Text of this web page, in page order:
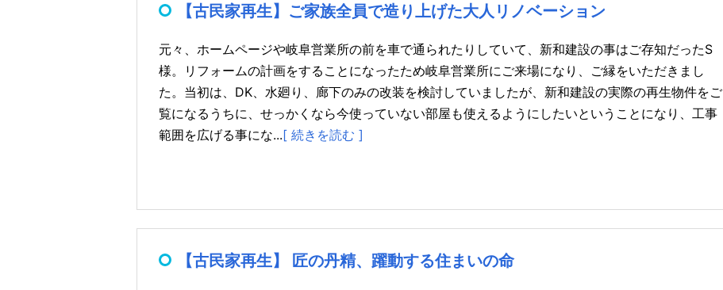
【古民家再生】ご家族全員で造り上げた大人リノベーション
元々、ホームページや岐阜営業所の前を車で通られたりしていて、新和建設の事はご存知だったS
様。リフォームの計画をすることになったため岐阜営業所にご来場になり、ご縁をいただきまし
た。当初は、DK、水廻り、廊下のみの改装を検討していましたが、新和建設の実際の再生物件をご
覧になるうちに、せっかくなら今使っていない部屋も使えるようにしたいということになり、工事
範囲を広げる事にな...[ 続きを読む ]
【古民家再生】 匠の丹精、躍動する住まいの命